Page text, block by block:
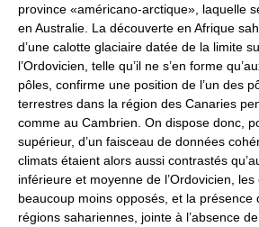
province «américano-arctique», laquelle
en Australie. La découverte en Afrique
d’une calotte glaciaire datée de la limite
l’Ordovicien, telle qu’il ne s’en forme
pôles, confirme une position de l’un des
terrestres dans la région des Canaries
comme au Cambrien. On dispose donc,
supérieur, d’un faisceau de données
climats étaient alors aussi contrastés
inférieure et moyenne de l’Ordovicien,
beaucoup moins opposés, et la présence
régions sahariennes, jointe à l’absence